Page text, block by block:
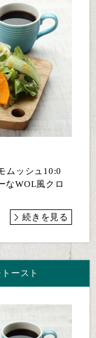
ムッシュ10:0
なWOL風クロ
続きを見る
ースト